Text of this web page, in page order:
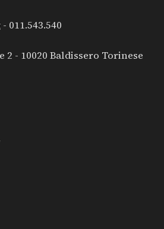
- 011.543.540
2 - 10020 Baldissero Torinese